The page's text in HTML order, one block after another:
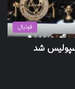
فوتبال
شد